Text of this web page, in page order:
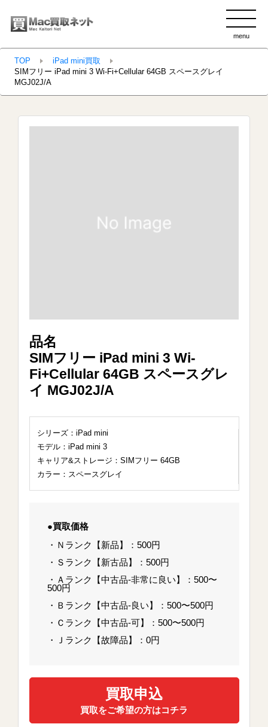
menu
TOP
iPad mini買取
SIMフリー iPad mini 3 Wi-Fi+Cellular 64GB スペースグレイ
MGJ02J/A
品名
SIMフリー iPad mini 3 Wi-
Fi+Cellular 64GB スペースグレ
イ MGJ02J/A
シリーズ：iPad mini
モデル：iPad mini 3
キャリア&ストレージ：SIMフリー 64GB
カラー：スペースグレイ
●買取価格
・Ｎランク【新品】：500円
・Ｓランク【新古品】：500円
・Ａランク【中古品-非常に良い】：500〜
500円
・Ｂランク【中古品-良い】：500〜500円
・Ｃランク【中古品-可】：500〜500円
・Ｊランク【故障品】：0円
買取申込
買取をご希望の方はコチラ